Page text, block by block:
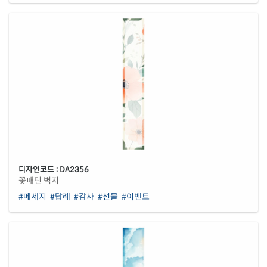
디자인코드 : DA2356
꽃패턴 벽지
#메세지 #답례 #감사 #선물 #이벤트